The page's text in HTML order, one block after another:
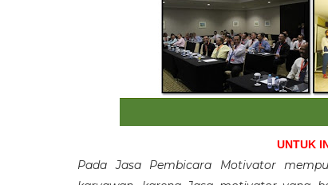
UNTUK
Pada Jasa Pembicara Motivator